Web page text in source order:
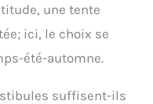
une tente
ici, le choix se
été-automne.
suffisent-ils